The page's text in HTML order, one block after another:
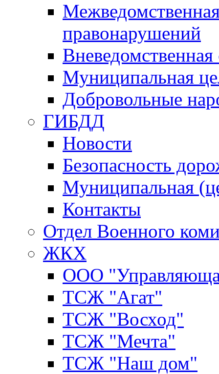
правонарушений
Вневедомственная
Муниципальная
Добровольные
ГИБДД
Новости
Безопасность
Муниципальная
Контакты
Отдел Военного
ЖКХ
ООО
ТСЖ "Агат"
ТСЖ "Восход"
ТСЖ "Мечта"
ТСЖ "Наш дом"